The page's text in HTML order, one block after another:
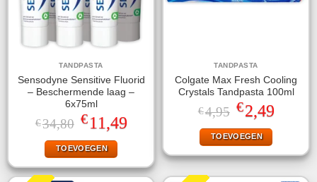
TANDPASTA
Sensodyne Sensitive Fluorid
– Beschermende laag –
6x75ml
€34,80 Oorspronkelijke
prijs
was:
€34,80.
€11,49Huidige
prijs
TOEVOEGEN
TANDPASTA
Colgate Max Fresh Cooling
Crystals Tandpasta 100ml
€4,95 Oorspronkelijke
prijs
was:
€4,95.
€2,49Huidige
prijs
is:
TOEVOEGEN